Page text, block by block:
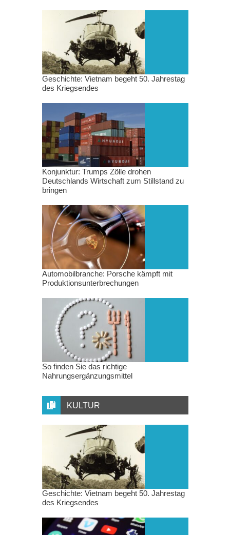
Geschichte: Vietnam begeht 50. Jahrestag
des Kriegsendes
Konjunktur: Trumps Zölle drohen
Deutschlands Wirtschaft zum Stillstand zu
bringen
Automobilbranche: Porsche kämpft mit
Produktionsunterbrechungen
So finden Sie das richtige
Nahrungsergänzungsmittel
KULTUR
Geschichte: Vietnam begeht 50. Jahrestag
des Kriegsendes